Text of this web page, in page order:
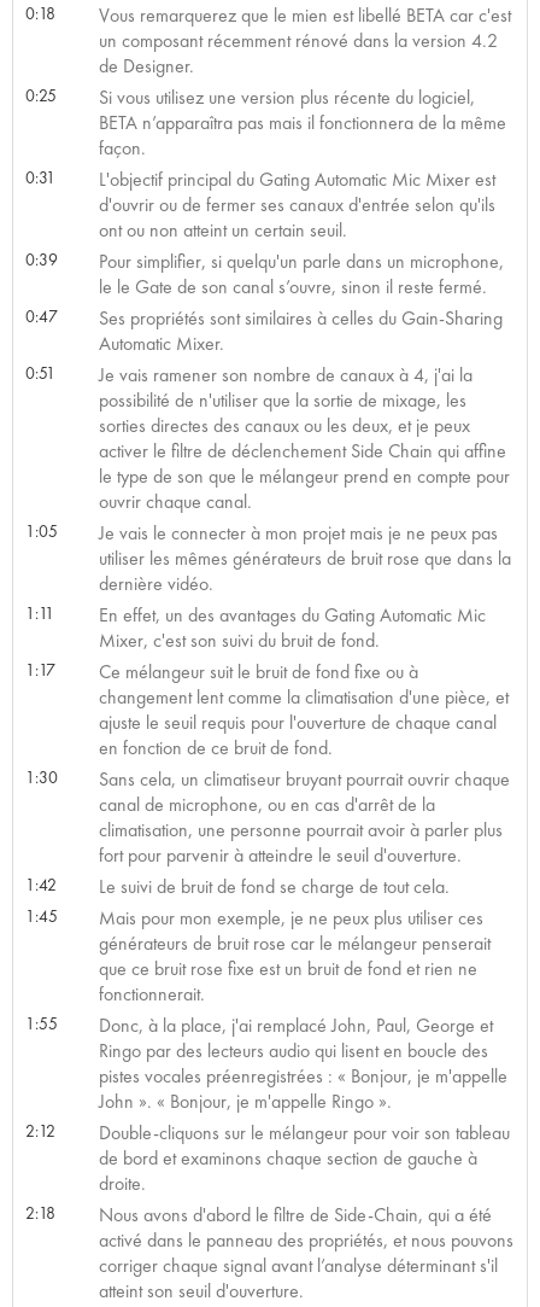
0:18
Vous remarquerez que le mien est libellé BETA car c'est
un composant récemment rénové dans la version 4.2
de Designer.
0:25
Si vous utilisez une version plus récente du logiciel,
BETA n’apparaîtra pas mais il fonctionnera de la même
façon.
0:31
L'objectif principal du Gating Automatic Mic Mixer est
d'ouvrir ou de fermer ses canaux d'entrée selon qu'ils
ont ou non atteint un certain seuil.
0:39
Pour simplifier, si quelqu'un parle dans un microphone,
le le Gate de son canal s’ouvre, sinon il reste fermé.
0:47
Ses propriétés sont similaires à celles du Gain-Sharing
Automatic Mixer.
0:51
Je vais ramener son nombre de canaux à 4, j'ai la
possibilité de n'utiliser que la sortie de mixage, les
sorties directes des canaux ou les deux, et je peux
activer le filtre de déclenchement Side Chain qui affine
le type de son que le mélangeur prend en compte pour
ouvrir chaque canal.
1:05
Je vais le connecter à mon projet mais je ne peux pas
utiliser les mêmes générateurs de bruit rose que dans la
dernière vidéo.
1:11
En effet, un des avantages du Gating Automatic Mic
Mixer, c'est son suivi du bruit de fond.
1:17
Ce mélangeur suit le bruit de fond fixe ou à
changement lent comme la climatisation d'une pièce, et
ajuste le seuil requis pour l'ouverture de chaque canal
en fonction de ce bruit de fond.
1:30
Sans cela, un climatiseur bruyant pourrait ouvrir chaque
canal de microphone, ou en cas d'arrêt de la
climatisation, une personne pourrait avoir à parler plus
fort pour parvenir à atteindre le seuil d'ouverture.
1:42 Le suivi de bruit de fond se charge de tout cela.
1:45
Mais pour mon exemple, je ne peux plus utiliser ces
générateurs de bruit rose car le mélangeur penserait
que ce bruit rose fixe est un bruit de fond et rien ne
fonctionnerait.
1:55
Donc, à la place, j'ai remplacé John, Paul, George et
Ringo par des lecteurs audio qui lisent en boucle des
pistes vocales préenregistrées : « Bonjour, je m'appelle
John ». « Bonjour, je m'appelle Ringo ».
2:12
Double-cliquons sur le mélangeur pour voir son tableau
de bord et examinons chaque section de gauche à
droite.
2:18
Nous avons d'abord le filtre de Side-Chain, qui a été
activé dans le panneau des propriétés, et nous pouvons
corriger chaque signal avant l’analyse déterminant s'il
atteint son seuil d'ouverture.